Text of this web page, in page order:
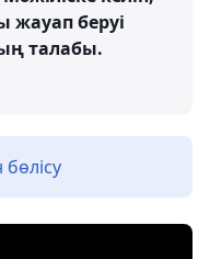
жауап беруі
талабы.